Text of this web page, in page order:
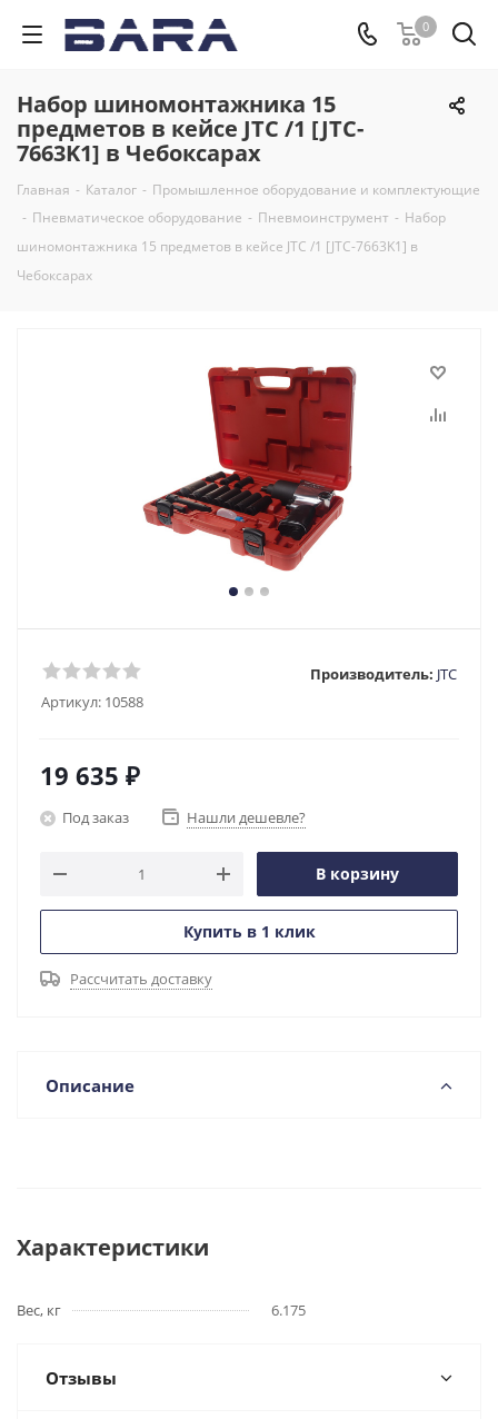
0
Набор шиномонтажника 15
предметов в кейсе JTC /1 [JTC-
7663K1] в Чебоксарах
Главная - Каталог - Промышленное оборудование и комплектующие
- Пневматическое оборудование - Пневмоинструмент - Набор
шиномонтажника 15 предметов в кейсе JTC /1 [JTC-7663K1] в
Чебоксарах
Артикул: 10588
Производитель: JTC
19 635 ₽
Под заказ Нашли дешевле?
В корзину
Купить в 1 клик
Рассчитать доставку
Описание
Характеристики
Вес, кг 6.175
Отзывы